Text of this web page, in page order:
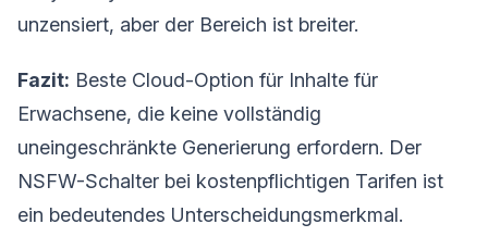
unzensiert, aber der Bereich ist breiter.
Fazit: Beste Cloud-Option für Inhalte für
Erwachsene, die keine vollständig
uneingeschränkte Generierung erfordern. Der
NSFW-Schalter bei kostenpflichtigen Tarifen ist
ein bedeutendes Unterscheidungsmerkmal.